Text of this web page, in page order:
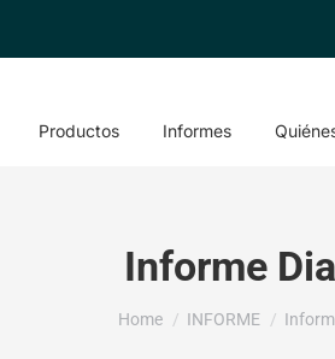
Productos Informes
Informe
You are here:
Home INFORME